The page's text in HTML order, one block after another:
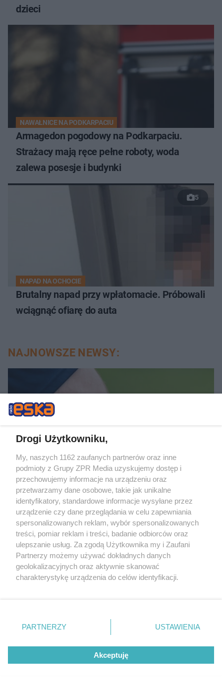
dzieci
NAWAŁNICE NA PODKARPACIU
Armagedon pogodowy na Podkarpaciu.
Strażacy mają ręce pełne roboty, woda
zalewa posesje i budynki
5
NAPAD NA OCHOCIE
Brutalny napad przy wpłatomacie. Próbowali
wciągnąć ofiarę do auta
NAJNOWSZE NEWSY:
PIŁKA NOŻNA
Śląsk Wrocław - Cracovia.
Kto faworytem niedzielnego
starcia?
Drogi Użytkowniku,
My, naszych 1162 zaufanych partnerów oraz inne
podmioty z Grupy ZPR Media uzyskujemy dostęp i
przechowujemy informacje na urządzeniu oraz
przetwarzamy dane osobowe, takie jak unikalne
identyfikatory, standardowe informacje wysyłane przez
urządzenie czy dane przeglądania w celu zapewniania
spersonalizowanych reklam, wybór spersonalizowanych
treści, pomiar reklam i treści, badanie odbiorców oraz
ulepszanie usług. Za zgodą Użytkownika my i Zaufani
Partnerzy możemy używać dokładnych danych
geolokalizacyjnych oraz aktywnie skanować
charakterystykę urządzenia do celów identyfikacji.
zmienić/wycofać klikając przycisk ustawień prywatności
znajdujący się w lewym dolnym rogu strony
rodzaje przetwarzania danych nie wymagają zgody
użytkownika, ale masz prawo sprzeciwić się takiemu
przetwarzaniu. Preferencje będą miały zastosowanie tylko
PARTNERZY USTAWIENIA
Akceptuję